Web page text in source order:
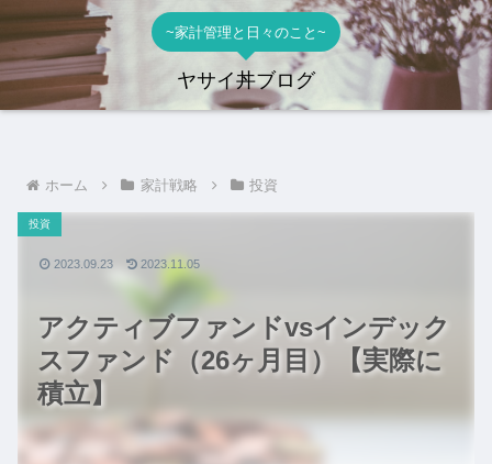
~家計管理と日々のこと~
ヤサイ丼ブログ
ホーム 家計戦略 投資
アクティブファンドvsインデック
スファンド（26ヶ月目）【実際に
積立】
投資
2023.09.23 2023.11.05